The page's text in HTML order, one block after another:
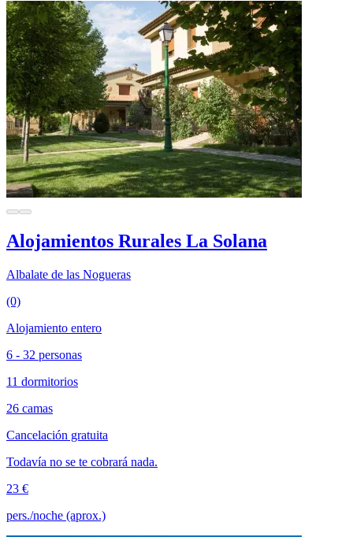
Alojamientos Rurales La Solana
Albalate de las Nogueras
(0)
Alojamiento entero
6 - 32 personas
11 dormitorios
26 camas
Cancelación gratuita
Todavía no se te cobrará nada.
23 €
pers./noche (aprox.)